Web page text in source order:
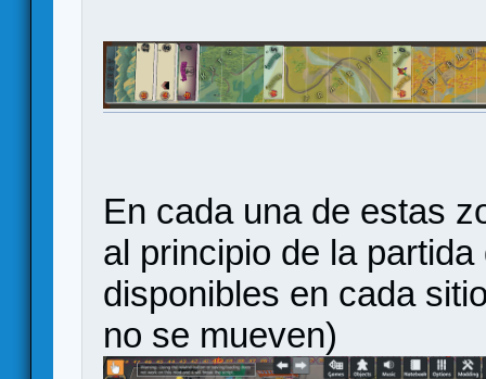
En cada una de estas
al principio de la
disponibles en cada
no se mueven)